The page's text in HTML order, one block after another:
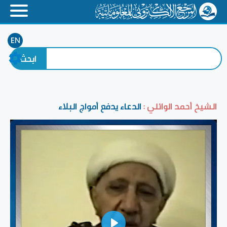
EN
الشيخ أحمد الوائلي :الدعاء يدفع أمواج البلاء